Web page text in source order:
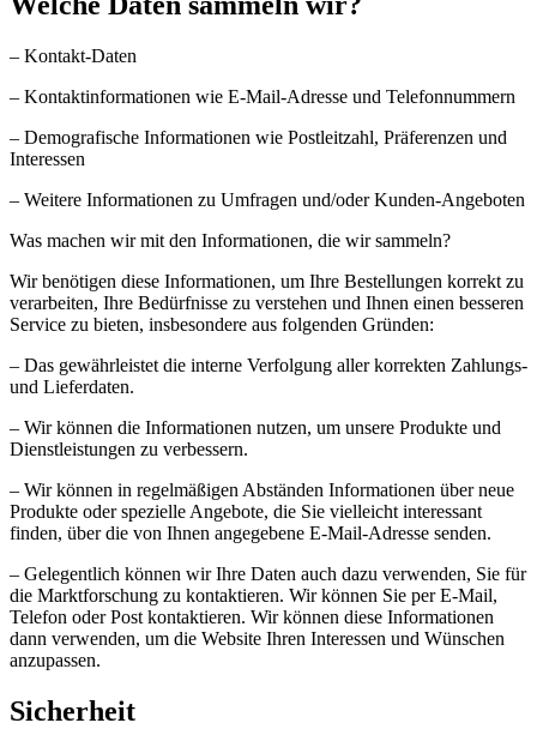
– Kontakt-Daten
– Kontaktinformationen wie E-Mail-Adresse und Telefonnummern
– Demografische Informationen wie Postleitzahl, Präferenzen und
Interessen
– Weitere Informationen zu Umfragen und/oder Kunden-Angeboten
Was machen wir mit den Informationen, die wir sammeln?
Wir benötigen diese Informationen, um Ihre Bestellungen korrekt zu
verarbeiten, Ihre Bedürfnisse zu verstehen und Ihnen einen besseren
Service zu bieten, insbesondere aus folgenden Gründen:
– Das gewährleistet die interne Verfolgung aller korrekten Zahlungs-
und Lieferdaten.
– Wir können die Informationen nutzen, um unsere Produkte und
Dienstleistungen zu verbessern.
– Wir können in regelmäßigen Abständen Informationen über neue
Produkte oder spezielle Angebote, die Sie vielleicht interessant
finden, über die von Ihnen angegebene E-Mail-Adresse senden.
– Gelegentlich können wir Ihre Daten auch dazu verwenden, Sie für
die Marktforschung zu kontaktieren. Wir können Sie per E-Mail,
Telefon oder Post kontaktieren. Wir können diese Informationen
dann verwenden, um die Website Ihren Interessen und Wünschen
anzupassen.
Sicherheit